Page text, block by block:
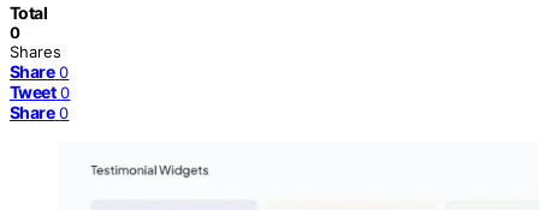
Total
0
Shares
Share 0
Tweet 0
Share 0